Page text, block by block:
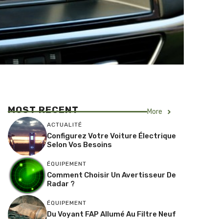
MOST RECENT More
ACTUALITÉ
Configurez Votre Voiture Électrique
Selon Vos Besoins
ÉQUIPEMENT
Comment Choisir Un Avertisseur De
Radar ?
ÉQUIPEMENT
Du Voyant FAP Allumé Au Filtre Neuf